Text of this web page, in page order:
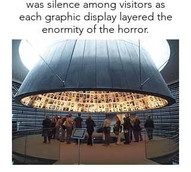
was silence among visitors as
each graphic display layered the
enormity of the horror.